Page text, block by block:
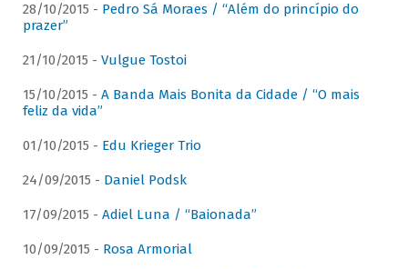
28/10/2015 - Pedro Sá Moraes / “Além do princípio do
prazer”
21/10/2015 - Vulgue Tostoi
15/10/2015 - A Banda Mais Bonita da Cidade / “O mais
feliz da vida”
01/10/2015 - Edu Krieger Trio
24/09/2015 - Daniel Podsk
17/09/2015 - Adiel Luna / “Baionada”
10/09/2015 - Rosa Armorial